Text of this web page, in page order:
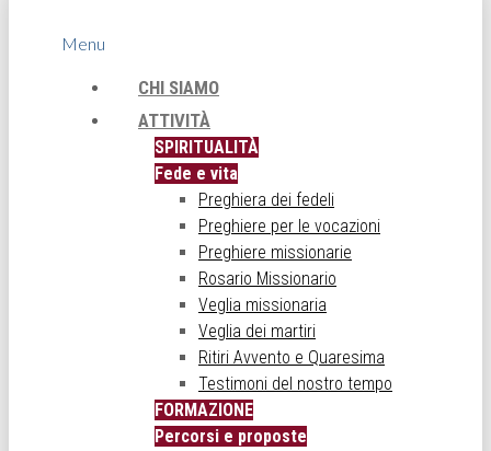
Menu
CHI SIAMO
ATTIVITÀ
SPIRITUALITÀ
Fede e vita
Preghiera dei fedeli
Preghiere per le vocazioni
Preghiere missionarie
Rosario Missionario
Veglia missionaria
Veglia dei martiri
Ritiri Avvento e Quaresima
Testimoni del nostro tempo
FORMAZIONE
Percorsi e proposte